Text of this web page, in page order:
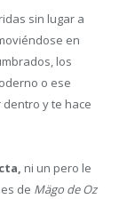
sin lugar a
en
los
o ese
y te hace
ni un pero le
de Mägo de Oz